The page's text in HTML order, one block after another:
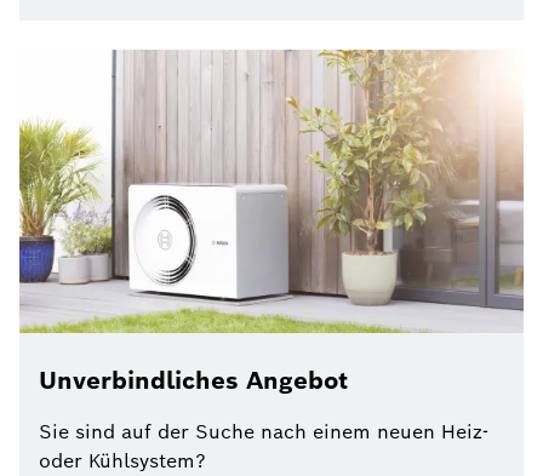
Unverbindliches Angebot
Sie sind auf der Suche nach einem neuen Heiz-
oder Kühlsystem?